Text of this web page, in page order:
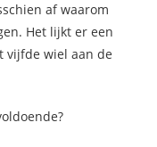
af waarom
Het lijkt er een
vijfde wiel aan de